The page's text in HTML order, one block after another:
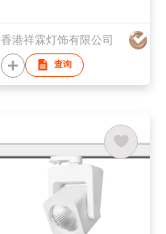
香港祥霖灯饰有限公司
查询